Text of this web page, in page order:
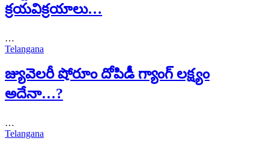
క్రయవిక్రయాలు…
…
Telangana
జ్యువెలరీ షోరూం దోపిడీ గ్యాంగ్ లక్ష్యం
అదేనా…?
…
Telangana